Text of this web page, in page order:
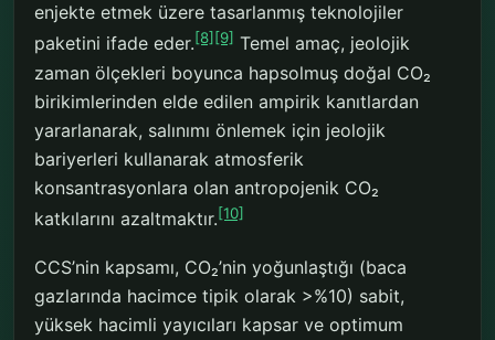
enjekte etmek üzere tasarlanmış teknolojiler
paketini ifade eder.[8] [9] Temel amaç, jeolojik
zaman ölçekleri boyunca hapsolmuş doğal CO₂
birikimlerinden elde edilen ampirik kanıtlardan
yararlanarak, salınımı önlemek için jeolojik
bariyerleri kullanarak atmosferik
konsantrasyonlara olan antropojenik CO₂
katkılarını azaltmaktır.[10]
CCS’nin kapsamı, CO₂’nin yoğunlaştığı (baca
gazlarında hacimce tipik olarak >%10) sabit,
yüksek hacimli yayıcıları kapsar ve optimum